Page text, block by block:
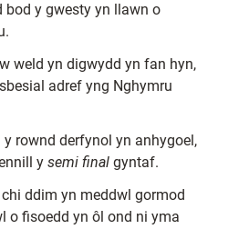
bod y gwesty yn llawn o
weld yn digwydd yn fan hyn,
adref yng Nghymru
y rownd derfynol yn anhygoel,
y semi final gyntaf.
chi ddim yn meddwl gormod
o fisoedd yn ôl ond ni yma